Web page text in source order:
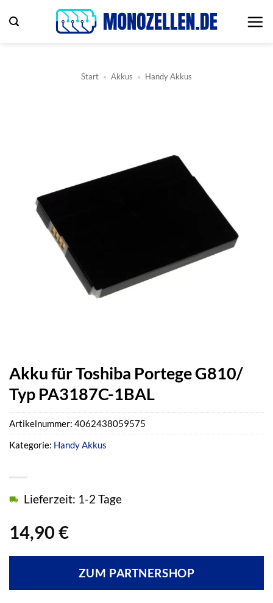
Inhalt
Start » Akkus » Handy Akkus
Akku für Toshiba Portege G810/
Typ PA3187C-1BAL
14,90 €
Lieferzeit: 1-2 Tage
ZUM PARTNERSHOP
Artikelnummer: 4062438059575
Kategorie: Handy Akkus